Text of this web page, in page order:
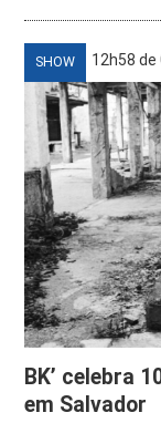
SHOW 12h58
BK’ celebra
em Salvador